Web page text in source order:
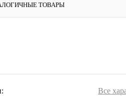
ТОВАРЫ
Все